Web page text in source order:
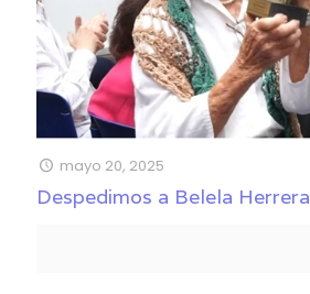
mayo 20, 2025
Despedimos a Belela Herrera